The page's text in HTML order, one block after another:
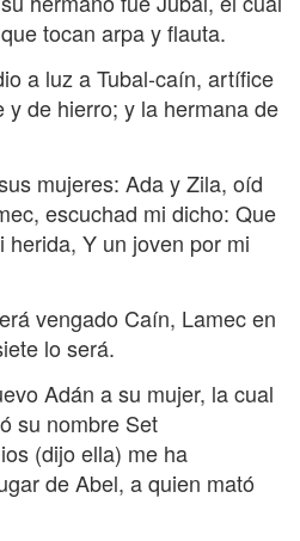
tocan arpa y flauta.
a luz a Tubal-caín, artífice
y de hierro; y la hermana de
mujeres: Ada y Zila, oíd
escuchad mi dicho: Que
herida, Y un joven por mi
vengado Caín, Lamec en
lo será.
Adán a su mujer, la cual
su nombre Set
(dijo ella) me ha
de Abel, a quien mató